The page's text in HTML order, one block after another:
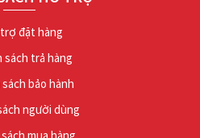
đặt hàng
sách trả hàng
bảo hành
người dùng